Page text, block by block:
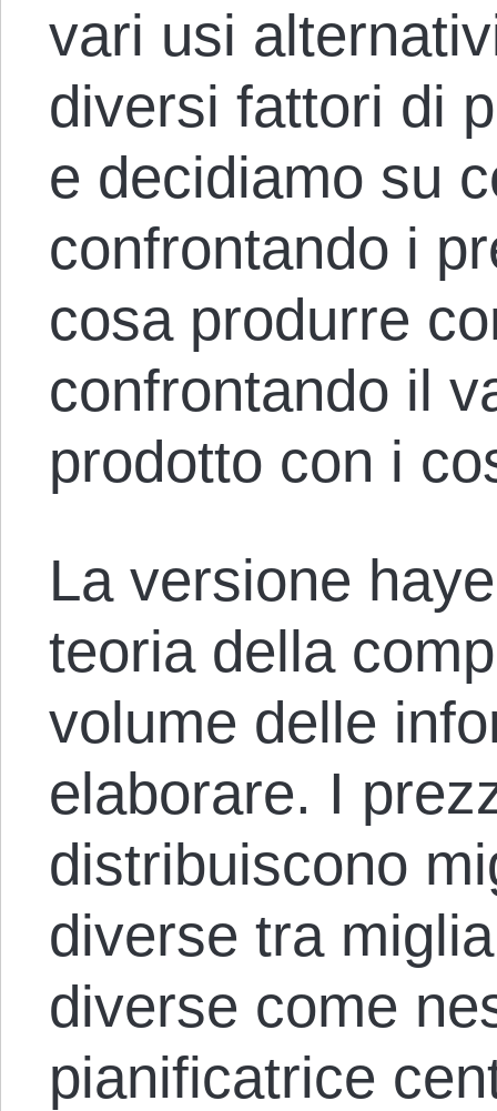
vari usi
diversi fattori di
e decidiamo su
confrontando i
cosa produrre
confrontando il
prodotto con i
La versione
teoria della
volume delle
elaborare. I
distribuiscono
diverse tra
diverse come
pianificatrice